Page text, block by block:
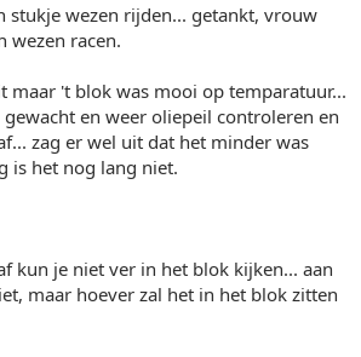
stukje wezen rijden... getankt, vrouw
wezen racen.
maar 't blok was mooi op temparatuur...
en weer oliepeil controleren en
zag er wel uit dat het minder was
is het nog lang niet.
kun je niet ver in het blok kijken... aan
maar hoever zal het in het blok zitten